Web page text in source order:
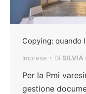
Copying: quando
Imprese Di SILVIA
Per la Pmi
gestione